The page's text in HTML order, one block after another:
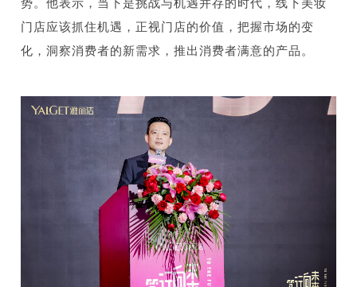
势。他表示，当下是挑战与机遇并存的时代，线下美妆
门店应该抓住机遇，正视门店的价值，把握市场的变
化，洞察消费者的新需求，推出消费者满意的产品。